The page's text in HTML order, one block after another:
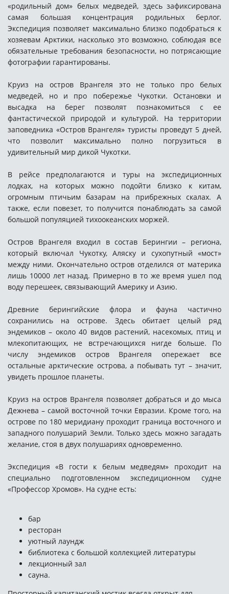
«родильный дом» белых медведей, здесь зафиксирована
самая большая концентрация родильных берлог.
Экспедиция позволяет максимально близко подобраться к
хозяевам Арктики, насколько это возможно, соблюдая все
обязательные требования безопасности, но потрясающие
фотографии гарантированы.
Круиз на остров Врангеля это не только про белых
медведей, но и про побережье Чукотки. Остановки и
высадка на берег позволят познакомиться с ее
фантастической природой и культурой. На территории
заповедника «Остров Врангеля» туристы проведут 5 дней,
что позволит максимально полно погрузиться в
удивительный мир дикой Чукотки.
В рейсе предполагаются и туры на экспедиционных
лодках, на которых можно подойти близко к китам,
огромным птичьим базарам на прибрежных скалах. А
также, если повезет, то получится понаблюдать за самой
большой популяцией тихоокеанских моржей.
Остров Врангеля входил в состав Берингии – региона,
который включал Чукотку, Аляску и сухопутный «мост»
между ними. Окончательно остров отделился от материка
лишь 10000 лет назад. Примерно в то же время ушел под
воду перешеек, связывающий Америку и Азию.
Древние берингийские флора и фауна частично
сохранились на острове. Здесь обитает целый ряд
эндемиков – около 40 видов растений, насекомых, птиц и
млекопитающих, не встречающихся нигде больше. По
числу эндемиков остров Врангеля опережает все
остальные арктические острова, а побывать тут – значит,
увидеть прошлое планеты.
Круиз на остров Врангеля позволяет добраться и до мыса
Дежнева – самой восточной точки Евразии. Кроме того, на
острове по 180 меридиану проходит граница восточного и
западного полушарий Земли. Только здесь можно загадать
желание, стоя в двух полушариях одновременно.
Экспедиция «В гости к белым медведям» проходит на
специально подготовленном экспедиционном судне
«Профессор Хромов». На судне есть:
бар
ресторан
уютный лаундж
библиотека с большой коллекцией литературы
лекционный зал
сауна.